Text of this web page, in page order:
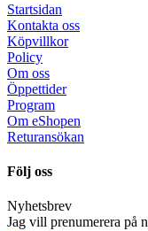
Startsidan
Kontakta oss
Köpvillkor
Policy
Om oss
Öppettider
Program
Om eShopen
Returansökan
Följ oss
Nyhetsbrev
Jag vill prenumerera på